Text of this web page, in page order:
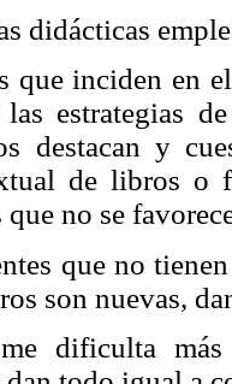
didácticas
que inciden en
estrategias
destacan y
de libros o
que no se
que no
son nuevas,
dificulta